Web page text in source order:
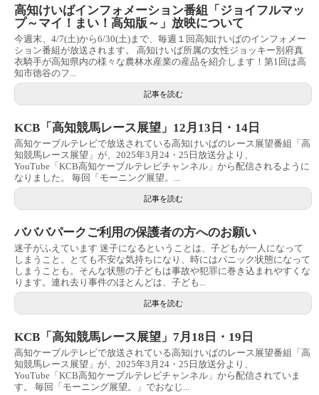
高知けいばインフォメーション番組「ジョイフルマッ
プ～マイ！まい！高知版～」放映について
今週末、4/7(土)から6/30(土)まで、毎週１回高知けいばのインフォメー
ション番組が放送されます。 高知けいば所属の女性ジョッキー別府真
衣騎手が高知県内の様々な農林水産業の産品を紹介します！第1回は高
知市徳谷のフ...
記事を読む
KCB「高知競馬レース展望」12月13日・14日
高知ケーブルテレビで放送されている高知けいばのレース展望番組「高
知競馬レース展望」が、2025年3月24・25日放送分より、
YouTube「KCB高知ケーブルテレビチャンネル」から配信されるように
なりました。 毎回「モーニング展望。...
記事を読む
バババパークご利用の保護者の方へのお願い
迷子がふえています 迷子になるということは、子どもが一人になって
しまうこと。とても不安な気持ちになり、時にはパニック状態になって
しまうことも。そんな状態の子どもは事故や犯罪に巻き込まれやすくな
ります。連れ去り事件のほとんどは、子ども...
記事を読む
KCB「高知競馬レース展望」7月18日・19日
高知ケーブルテレビで放送されている高知けいばのレース展望番組「高
知競馬レース展望」が、2025年3月24・25日放送分より、
YouTube「KCB高知ケーブルテレビチャンネル」から配信されていま
す。 毎回「モーニング展望。」でおなじ...